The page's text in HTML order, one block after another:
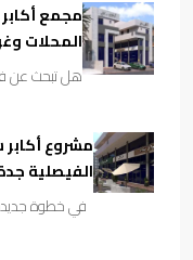
مجمع
المحلات
هل تبحث عن
مشروع
الفيصلية
في خطوة